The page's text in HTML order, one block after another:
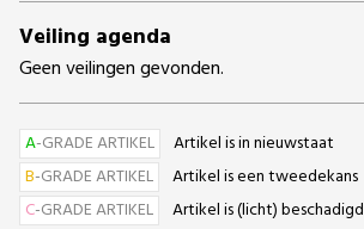
Veiling agenda
Geen veilingen gevonden.
A-GRADE ARTIKEL
Artikel is in nieuwstaat
B-GRADE ARTIKEL
Artikel is een tweedekans
C-GRADE ARTIKEL
Artikel is (licht) beschadigd